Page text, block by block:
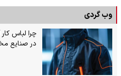
وب گردی
چرا لباس
در صنایع